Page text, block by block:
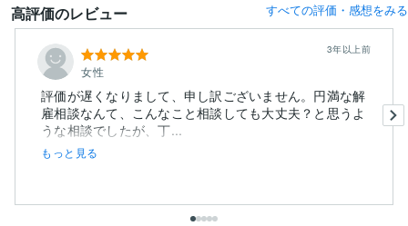
高評価のレビュー すべての評価・感想をみる
女性
3年以上前
評価が遅くなりまして、申し訳ございません。円満な解
雇相談なんて、こんなこと相談しても大丈夫？と思うよ
うな相談でしたが、丁...
もっと見る